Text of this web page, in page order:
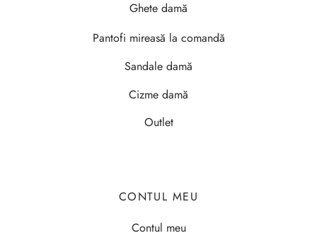
Ghete damă
Pantofi mireasă la comandă
Sandale damă
Cizme damă
Outlet
CONTUL MEU
Contul meu